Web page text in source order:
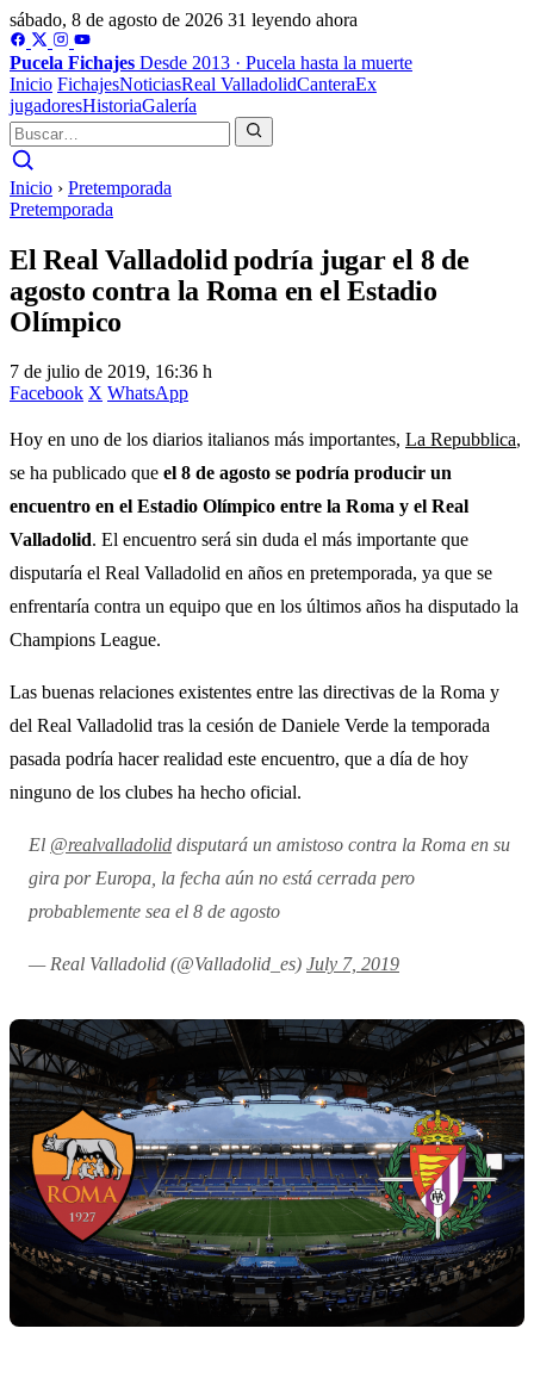
sábado, 8 de agosto de 2026 31 leyendo ahora
Pucela Fichajes Desde 2013 · Pucela hasta la muerte
Inicio FichajesNoticiasReal ValladolidCanteraEx
jugadoresHistoriaGalería
Inicio › Pretemporada
Pretemporada
El Real Valladolid podría jugar el 8 de
agosto contra la Roma en el Estadio
Olímpico
7 de julio de 2019, 16:36 h
Facebook X WhatsApp
Hoy en uno de los diarios italianos más importantes, La Repubblica,
se ha publicado que el 8 de agosto se podría producir un
encuentro en el Estadio Olímpico entre la Roma y el Real
Valladolid. El encuentro será sin duda el más importante que
disputaría el Real Valladolid en años en pretemporada, ya que se
enfrentaría contra un equipo que en los últimos años ha disputado la
Champions League.
Las buenas relaciones existentes entre las directivas de la Roma y
del Real Valladolid tras la cesión de Daniele Verde la temporada
pasada podría hacer realidad este encuentro, que a día de hoy
ninguno de los clubes ha hecho oficial.
El @realvalladolid disputará un amistoso contra la Roma en su
gira por Europa, la fecha aún no está cerrada pero
probablemente sea el 8 de agosto
— Real Valladolid (@Valladolid_es) July 7, 2019